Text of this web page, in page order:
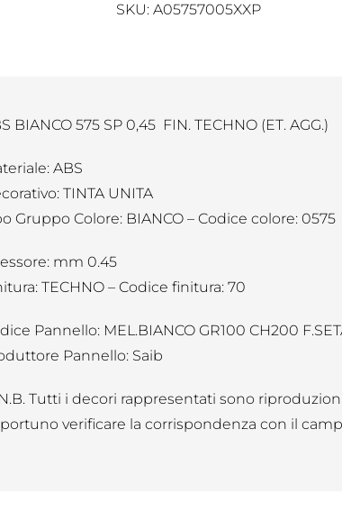
SKU: A05757005XXP
BIANCO 575 SP 0,45 FIN. TECHNO (ET. AGG.)
ABS
TINTA UNITA
Gruppo Colore: BIANCO – Codice colore: 0575
mm 0.45
TECHNO – Codice finitura: 70
Pannello: MEL.BIANCO GR100 CH200
Pannello: Saib
Tutti i decori rappresentati sono
verificare la corrispondenza con il